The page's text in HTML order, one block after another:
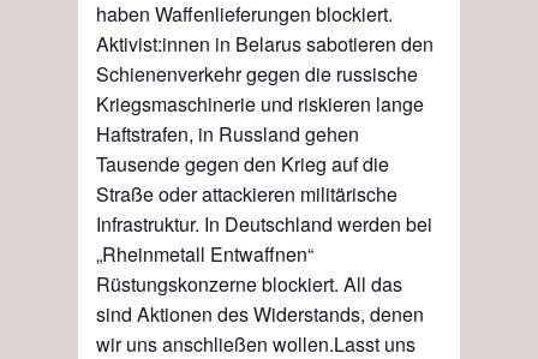
haben Waffenlieferungen blockiert.
Aktivist:innen in Belarus sabotieren den
Schienenverkehr gegen die russische
Kriegsmaschinerie und riskieren lange
Haftstrafen, in Russland gehen
Tausende gegen den Krieg auf die
Straße oder attackieren militärische
Infrastruktur. In Deutschland werden bei
„Rheinmetall Entwaffnen“
Rüstungskonzerne blockiert. All das
sind Aktionen des Widerstands, denen
wir uns anschließen wollen.Lasst uns